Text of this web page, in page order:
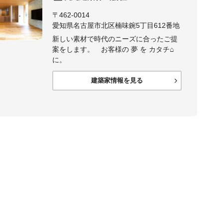
〒462-0014
愛知県名古屋市北区楠味鋺5丁目612番地
新しい素材で時代のニーズに合ったご提
案をします。 お客様の 夢 を カタチ⌂
に。
建築家情報を見る